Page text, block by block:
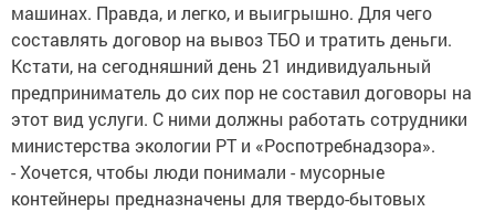
машинах. Правда, и легко, и выигрышно. Для чего
составлять договор на вывоз ТБО и тратить деньги.
Кстати, на сегодняшний день 21 индивидуальный
предприниматель до сих пор не составил договоры на
этот вид услуги. С ними должны работать сотрудники
министерства экологии РТ и «Роспотребнадзора».
- Хочется, чтобы люди понимали - мусорные
контейнеры предназначены для твердо-бытовых